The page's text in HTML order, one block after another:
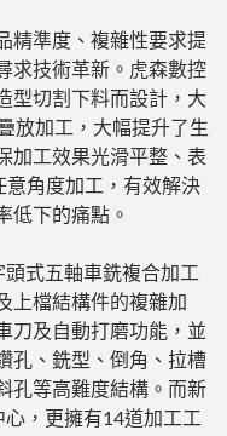
精準度、複雜性要求提
求技術革新。虎森數控
型切割下料而設計，大
放加工，大幅提升了生
加工效果光滑平整、表
意角度加工，有效解決
低下的痛點。
式五軸車銑複合加工
上檔結構件的複雜加
刀及自動打磨功能，並
孔、銑型、倒角、拉槽
孔等高難度結構。而新
，更擁有14道加工工